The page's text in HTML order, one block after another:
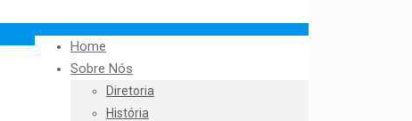
Home
Sobre Nós
Diretoria
História